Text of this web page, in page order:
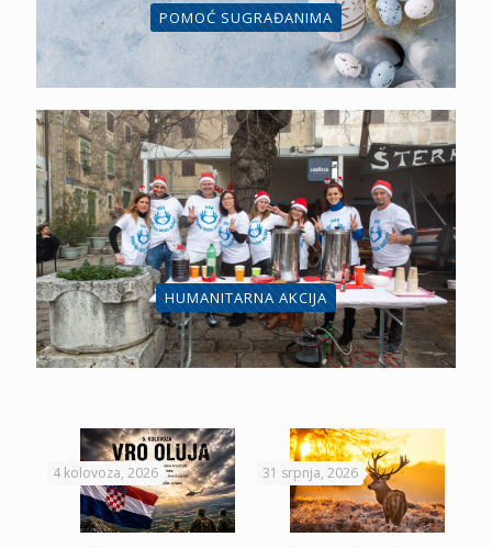
POMOĆ SUGRAĐANIMA
HUMANITARNA AKCIJA
4 kolovoza, 2026 31 srpnja, 2026